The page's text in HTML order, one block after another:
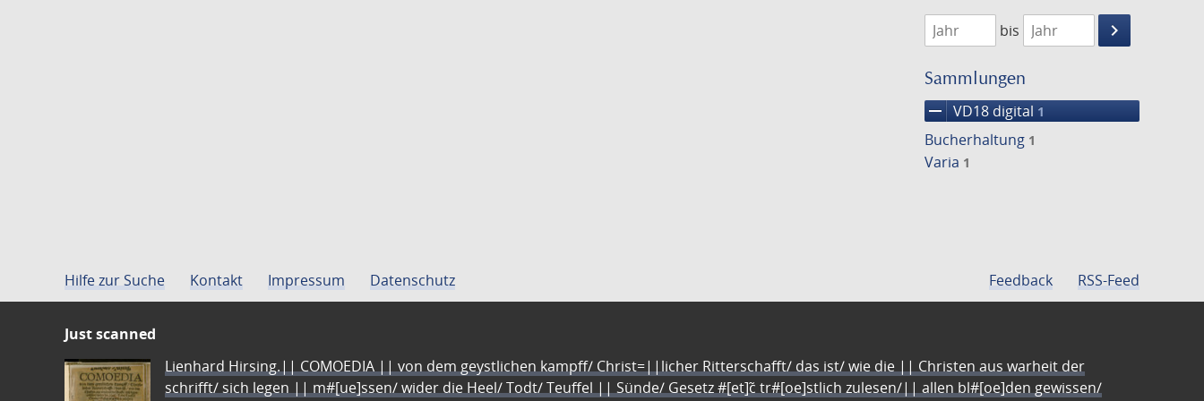
1782
1783
bis
keyboard_arrow_right
Suche
Sammlungen
remove VD18 digital 1
Bucherhaltung 1
Varia 1
Hilfe zur Suche Kontakt Impressum Datenschutz Feedback RSS-Feed
Just scanned
Lienhard Hirsing.|| COMOEDIA || von dem geystlichen kampff/ Christ=||licher Ritterschafft/ das ist/ wie die || Christen aus warheit der
schrifft/ sich legen || m#[ue]ssen/ wider die Heel/ Todt/ Teuffel || Sünde/ Gesetz #[et]c̃ tr#[oe]stlich zulesen/|| allen bl#[oe]den gewissen/